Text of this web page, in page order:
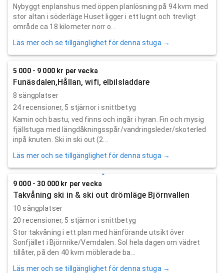
Nybyggt enplanshus med öppen planlösning på 94 kvm med
stor altan i söderläge Huset ligger i ett lugnt och trevligt
område ca 18 kilometer norr o...
Läs mer och se tillgänglighet för denna stuga →
5 000 - 9 000 kr per vecka
Funäsdalen,Hållan, wifi, elbilsladdare
8 sängplatser
24recensioner, 5 stjärnor i snittbetyg
Kamin och bastu, ved finns och ingår i hyran. Fin och mysig
fjällstuga med längdåkningsspår/vandringsleder/skoterled
inpå knuten. Ski in ski out (2...
Läs mer och se tillgänglighet för denna stuga →
9 000 - 30 000 kr per vecka
Takvåning ski in & ski out drömläge Björnvallen
10 sängplatser
20 recensioner, 5 stjärnor i snittbetyg
Stor takvåning i ett plan med hänförande utsikt över
Sonfjället i Björnrike/Vemdalen. Sol hela dagen om vädret
tillåter, på den 40 kvm möblerade ba...
Läs mer och se tillgänglighet för denna stuga →